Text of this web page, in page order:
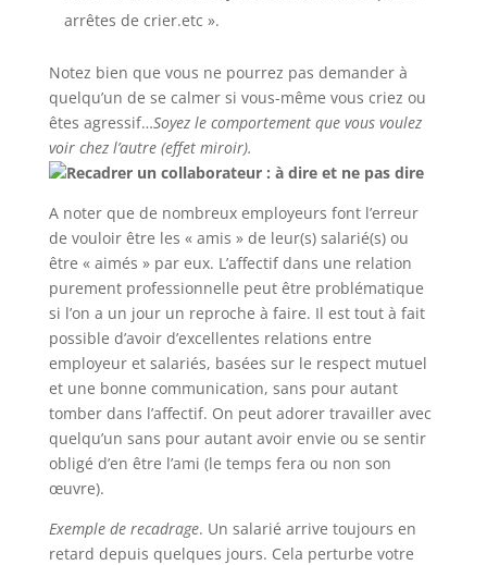
arrêtes de crier.etc ».
Notez bien que vous ne pourrez pas demander à
quelqu’un de se calmer si vous-même vous criez ou
êtes agressif…Soyez le comportement que vous voulez
voir chez l’autre (effet miroir).
Recadrer un collaborateur : à dire et ne pas dire
A noter que de nombreux employeurs font l’erreur
de vouloir être les « amis » de leur(s) salarié(s) ou
être « aimés » par eux. L’affectif dans une relation
purement professionnelle peut être problématique
si l’on a un jour un reproche à faire. Il est tout à fait
possible d’avoir d’excellentes relations entre
employeur et salariés, basées sur le respect mutuel
et une bonne communication, sans pour autant
tomber dans l’affectif. On peut adorer travailler avec
quelqu’un sans pour autant avoir envie ou se sentir
obligé d’en être l’ami (le temps fera ou non son
œuvre).
Exemple de recadrage. Un salarié arrive toujours en
retard depuis quelques jours. Cela perturbe votre